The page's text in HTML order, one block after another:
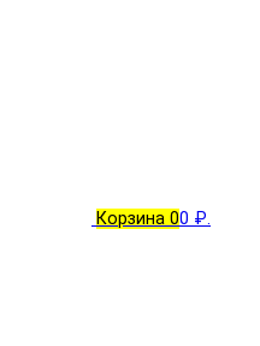
Корзина 00 ₽.